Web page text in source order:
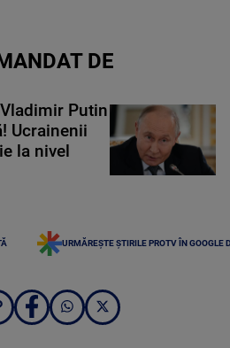
DE
Putin
Ucrainenii
la nivel
URMĂREȘTE ȘTIRILE PROTV ÎN GOOGLE